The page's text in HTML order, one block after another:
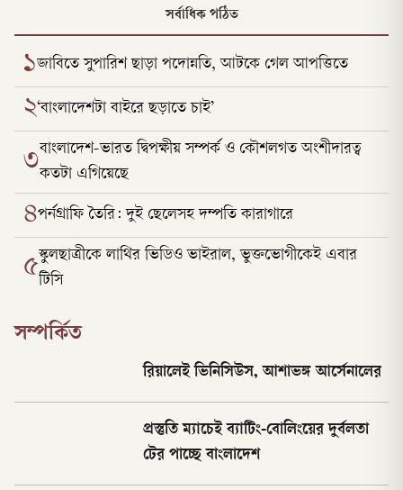
সর্বাধিক পঠিত
১জাবিতে সুপারিশ ছাড়া পদোন্নতি, আটকে গেল আপত্তিতে
২‘বাংলাদেশটা বাইরে ছড়াতে চাই’
৩বাংলাদেশ-ভারত দ্বিপক্ষীয় সম্পর্ক ও কৌশলগত অংশীদারত্ব
কতটা এগিয়েছে
৪পর্নগ্রাফি তৈরি: দুই ছেলেসহ দম্পতি কারাগারে
৫স্কুলছাত্রীকে লাথির ভিডিও ভাইরাল, ভুক্তভোগীকেই এবার
টিসি
সম্পর্কিত
রিয়ালেই ভিনিসিউস, আশাভঙ্গ আর্সেনালের
প্রস্তুতি ম্যাচেই ব্যাটিং-বোলিংয়ের দুর্বলতা
টের পাচ্ছে বাংলাদেশ